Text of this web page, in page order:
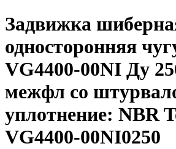
Задвижка
односторонняя
VG4400-00NI Ду
межфл со
уплотнение: NBR
VG4400-00NI0250